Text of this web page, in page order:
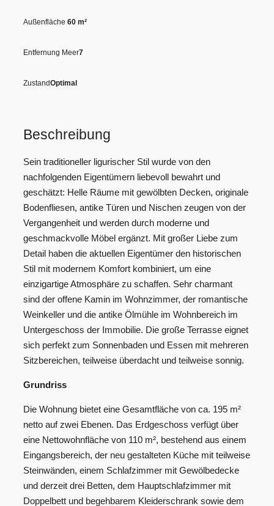
Außenfläche 60 m²
Entfernung Meer7
ZustandOptimal
Beschreibung
Sein traditioneller ligurischer Stil wurde von den
nachfolgenden Eigentümern liebevoll bewahrt und
geschätzt: Helle Räume mit gewölbten Decken, originale
Bodenfliesen, antike Türen und Nischen zeugen von der
Vergangenheit und werden durch moderne und
geschmackvolle Möbel ergänzt. Mit großer Liebe zum
Detail haben die aktuellen Eigentümer den historischen
Stil mit modernem Komfort kombiniert, um eine
einzigartige Atmosphäre zu schaffen. Sehr charmant
sind der offene Kamin im Wohnzimmer, der romantische
Weinkeller und die antike Ölmühle im Wohnbereich im
Untergeschoss der Immobilie. Die große Terrasse eignet
sich perfekt zum Sonnenbaden und Essen mit mehreren
Sitzbereichen, teilweise überdacht und teilweise sonnig.
Grundriss
Die Wohnung bietet eine Gesamtfläche von ca. 195 m²
netto auf zwei Ebenen. Das Erdgeschoss verfügt über
eine Nettowohnfläche von 110 m², bestehend aus einem
Eingangsbereich, der neu gestalteten Küche mit teilweise
Steinwänden, einem Schlafzimmer mit Gewölbedecke
und derzeit drei Betten, dem Hauptschlafzimmer mit
Doppelbett und begehbarem Kleiderschrank sowie dem